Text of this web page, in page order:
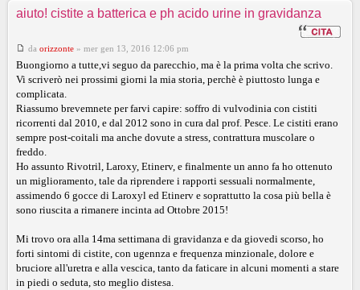
aiuto! cistite a batterica e ph acido urine in gravidanza
da orizzonte » mer gen 13, 2016 12:06 pm
Buongiorno a tutte,vi seguo da parecchio, ma è la prima volta che scrivo.
Vi scriverò nei prossimi giorni la mia storia, perchè è piuttosto lunga e
complicata.
Riassumo brevemnete per farvi capire: soffro di vulvodinia con cistiti
ricorrenti dal 2010, e dal 2012 sono in cura dal prof. Pesce. Le cistiti erano
sempre post-coitali ma anche dovute a stress, contrattura muscolare o
freddo.
Ho assunto Rivotril, Laroxy, Etinerv, e finalmente un anno fa ho ottenuto
un miglioramento, tale da riprendere i rapporti sessuali normalmente,
assimendo 6 gocce di Laroxyl ed Etinerv e soprattutto la cosa più bella è
sono riuscita a rimanere incinta ad Ottobre 2015!
Mi trovo ora alla 14ma settimana di gravidanza e da giovedi scorso, ho
forti sintomi di cistite, con ugennza e frequenza minzionale, dolore e
bruciore all'uretra e alla vescica, tanto da faticare in alcuni momenti a stare
in piedi o seduta, sto meglio distesa.